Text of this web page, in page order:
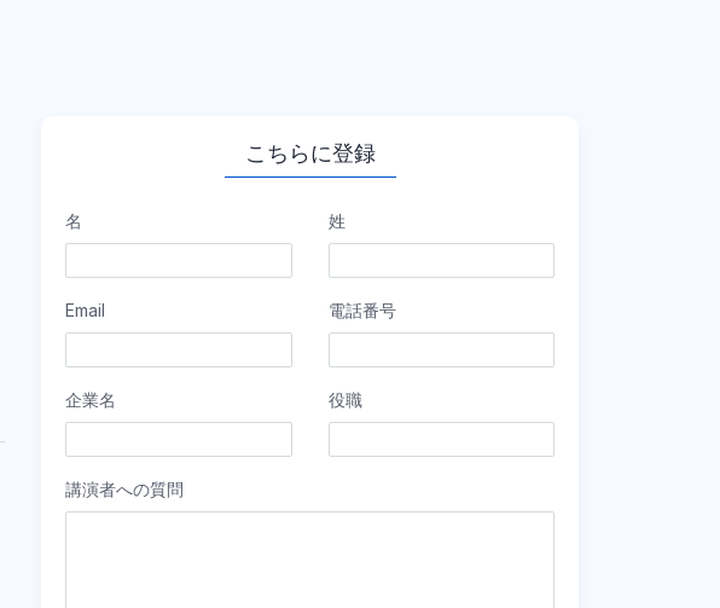
こちらに登録
名 姓
Email 電話番号
企業名 役職
講演者への質問